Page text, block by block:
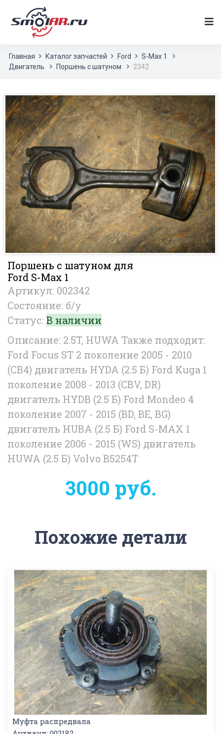
Главная Каталог запчастей Ford
S-Max 1
Двигатель
Поршень с шатуном 2342
Поршень с шатуном для
Ford S-Max 1
Артикул: 002342
Состояние: б/у
Статус: В наличии
Описание: 2.5T, HUWA Также подходит:
Ford Focus ST 2 поколение 2005 - 2010
(CB4) двигатель HYDA (2.5 Б) Ford Kuga 1
поколение 2008 - 2013 (CBV, DR)
двигатель HYDB (2.5 Б) Ford Mondeo 4
поколение 2007 - 2015 (BD, BE, BG)
двигатель HUBA (2.5 Б) Ford S-MAX 1
поколение 2006 - 2015 (WS) двигатель
HUWA (2.5 Б) Volvo B5254T
3000 руб.
Похожие детали
Муфта распредвала